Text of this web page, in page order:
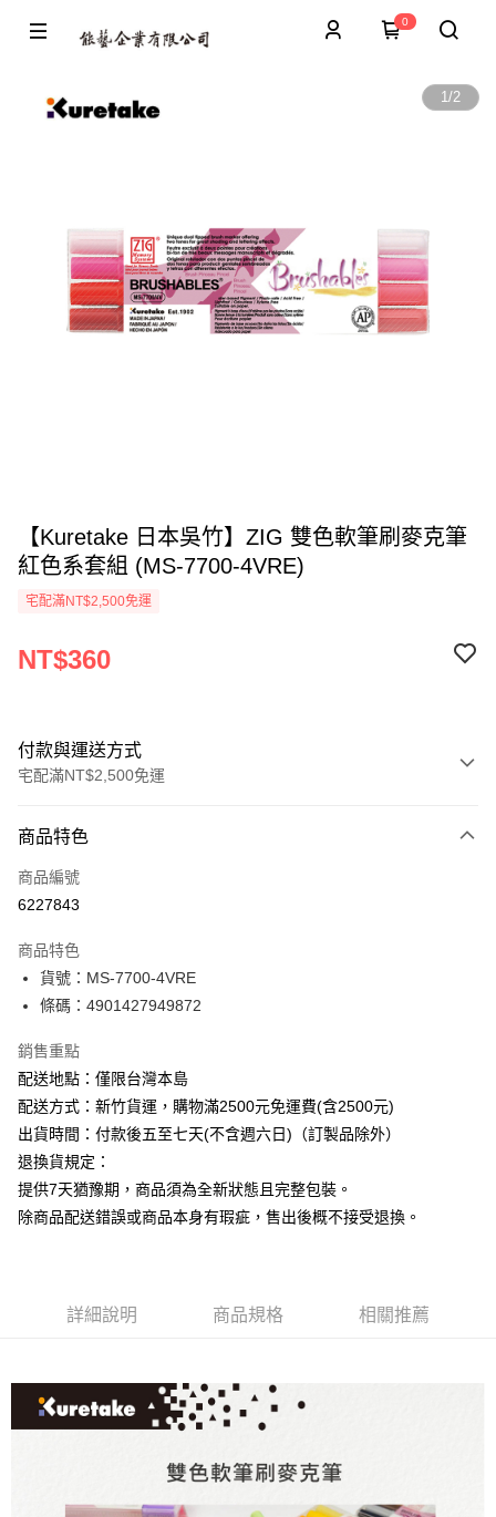
0
1/2
【Kuretake 日本吳竹】ZIG 雙色軟筆刷麥克筆
紅色系套組 (MS-7700-4VRE)
宅配滿NT$2,500免運
NT$360
付款與運送方式
宅配滿NT$2,500免運
信用卡一次付款
Apple Pay
悠遊付
ATM付款
運送方式
下單前請先詢問庫存
每筆NT$130，滿NT$2,500(含以上)免運費
商品特色
商品編號
6227843
商品特色
貨號：MS-7700-4VRE
條碼：4901427949872
銷售重點
配送地點：僅限台灣本島
配送方式：新竹貨運，購物滿2500元免運費(含2500元)
出貨時間：付款後五至七天(不含週六日)（訂製品除外）
退換貨規定：
提供7天猶豫期，商品須為全新狀態且完整包裝。
除商品配送錯誤或商品本身有瑕疵，售出後概不接受退換。
詳細說明 商品規格 相關推薦